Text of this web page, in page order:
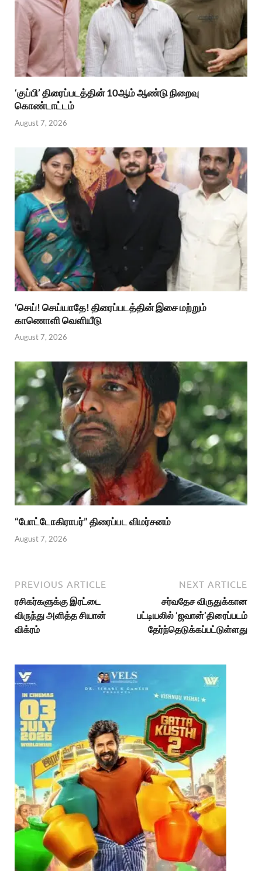
‘குப்பி’ திரைப்படத்தின் 10ஆம் ஆண்டு நிறைவு
கொண்டாட்டம்
August 7, 2026
‘செய்! செய்யாதே! திரைப்படத்தின் இசை மற்றும்
காணொளி வெளியீடு
August 7, 2026
“போட்டோகிராபர்” திரைப்பட விமர்சனம்
August 7, 2026
PREVIOUS ARTICLE
ரசிகர்களுக்கு இரட்டை
விருந்து அளித்த சியான்
விக்ரம்
NEXT ARTICLE
சர்வதேச விருதுக்கான
பட்டியலில் ‘ஜவான்’திரைப்படம்
தேர்ந்தெடுக்கப்பட்டுள்ளது